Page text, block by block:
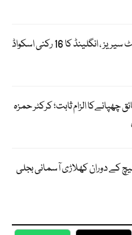
پاکستان کیخلاف ٹیسٹ سیریز ، انگلینڈ کا 16 رکنی اسکواڈ
چھپانےکا الزام ثابت؛ کرکٹر حمزہ
کے دوران کھلاڑی آسمانی بجلی